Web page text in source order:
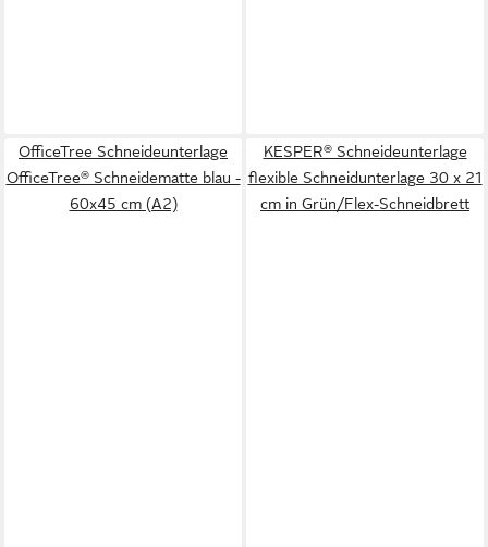
OfficeTree Schneideunterlage
OfficeTree® Schneidematte blau -
60x45 cm (A2)
KESPER® Schneideunterlage
flexible Schneidunterlage 30 x 21
cm in Grün/Flex-Schneidbrett